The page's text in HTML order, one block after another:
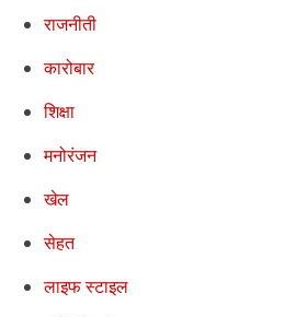
राजनीती
कारोबार
शिक्षा
मनोरंजन
खेल
सेहत
लाइफ स्टाइल